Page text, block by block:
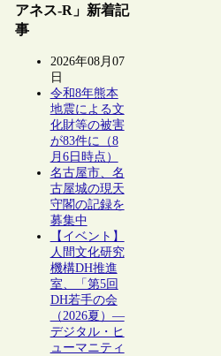
アネス-R」新着記
事
2026年08月07
日
令和8年熊本
地震による文
化財等の被害
が83件に（8
月6日時点）
名古屋市、名
古屋城の現天
守閣の記録を
募集中
【イベント】
人間文化研究
機構DH推進
室、「第5回
DH若手の会
（2026夏）―
デジタル・ヒ
ューマニティ